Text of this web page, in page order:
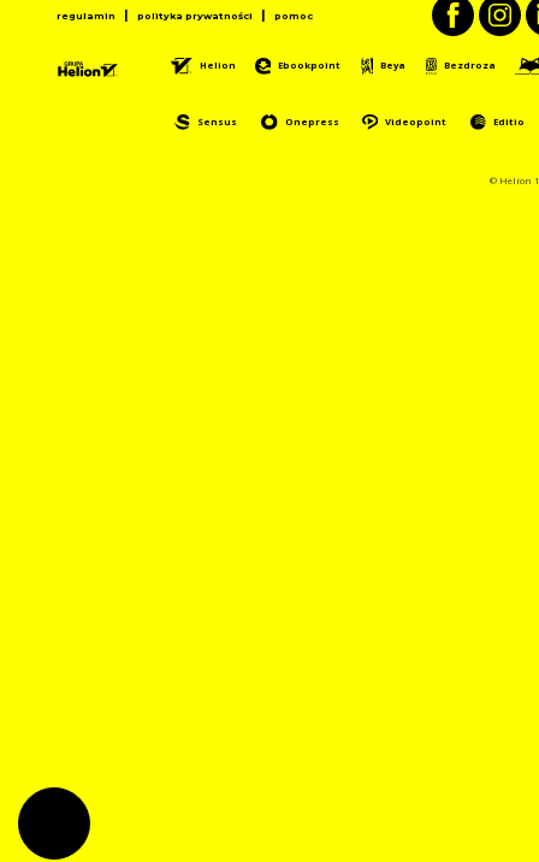
regulamin | polityka prywatności | pomoc
Helion Ebookpoint Beya Bezdroza
Sensus Onepress Videopoint Editio
© Helion